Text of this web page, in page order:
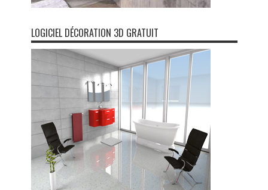
LOGICIEL DÉCORATION 3D GRATUIT